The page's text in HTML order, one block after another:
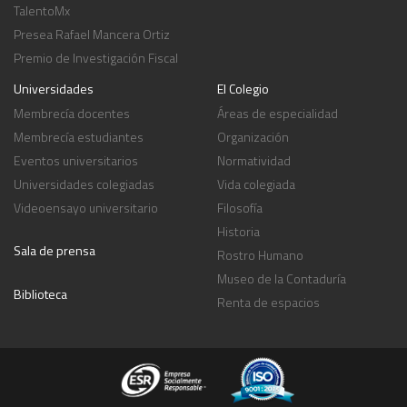
TalentoMx
Presea Rafael Mancera Ortiz
Premio de Investigación Fiscal
Universidades
Membrecía docentes
Membrecía estudiantes
Eventos universitarios
Universidades colegiadas
Videoensayo universitario
Sala de prensa
Biblioteca
El Colegio
Áreas de especialidad
Organización
Normatividad
Vida colegiada
Filosofía
Historia
Rostro Humano
Museo de la Contaduría
Renta de espacios